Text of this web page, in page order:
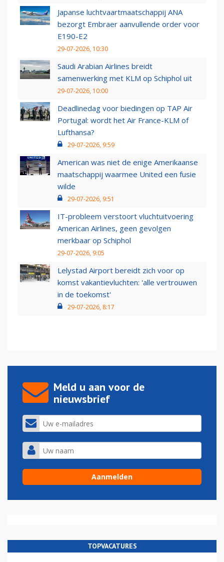
Japanse luchtvaartmaatschappij ANA
bezorgt Embraer aanvullende order voor
E190-E2
29-07-2026, 10:30
Saudi Arabian Airlines breidt
samenwerking met KLM op Schiphol uit
29-07-2026, 10:00
Deadlinedag voor biedingen op TAP Air
Portugal: wordt het Air France-KLM of
Lufthansa?
29-07-2026, 9:59
American was niet de enige Amerikaanse
maatschappij waarmee United een fusie
wilde
29-07-2026, 9:51
IT-probleem verstoort vluchtuitvoering
American Airlines, geen gevolgen
merkbaar op Schiphol
29-07-2026, 9:05
Lelystad Airport bereidt zich voor op
komst vakantievluchten: 'alle vertrouwen
in de toekomst'
29-07-2026, 8:17
Meld u aan voor de
nieuwsbrief
TOPVACATURES